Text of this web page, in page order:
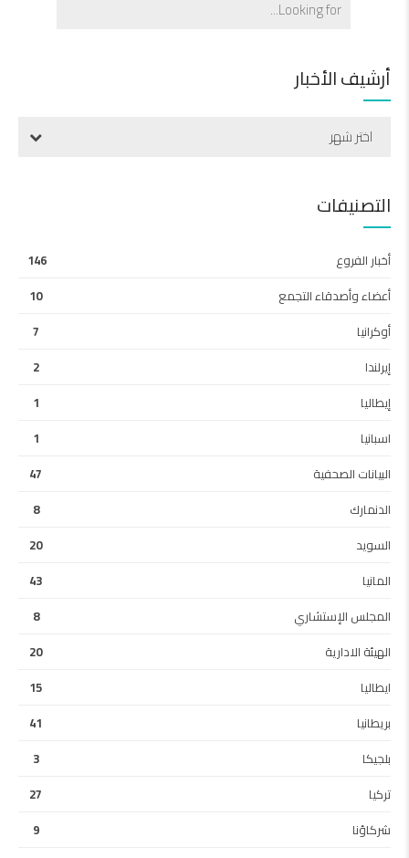
أرشيف الأخبار
اختر شهر
التصنيفات
أخبار الفروع
146
أعضاء وأصدقاء التجمع
10
أوكرانيا
7
إيرلندا
2
إيطاليا
1
اسبانيا
1
البيانات الصحفية
47
الدنمارك
8
السويد
20
المانيا
43
المجلس الإستشاري
8
الهيئة الادارية
20
ايطاليا
15
بريطانيا
41
بلجيكا
3
تركيا
27
شركاؤنا
9